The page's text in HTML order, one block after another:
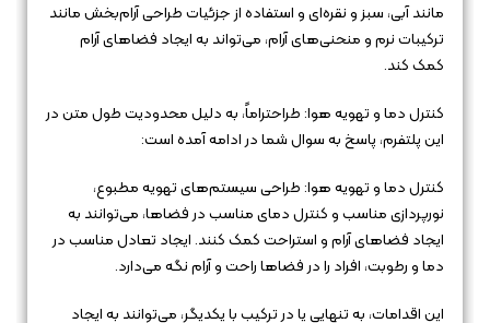
مانند آبی، سبز و نقره‌ای و استفاده از جزئیات طراحی آرام‌بخش مانند
ترکیبات نرم و منحنی‌های آرام، می‌تواند به ایجاد فضاهای آرام
کمک کند.
کنترل دما و تهویه هوا: طراحتراماً، به دلیل محدودیت طول متن در
این پلتفرم، پاسخ به سوال شما در ادامه آمده است:
کنترل دما و تهویه هوا: طراحی سیستم‌های تهویه مطبوع،
نورپردازی مناسب و کنترل دمای مناسب در فضاها، می‌توانند به
ایجاد فضاهای آرام و استراحت کمک کنند. ایجاد تعادل مناسب در
دما و رطوبت، افراد را در فضاها راحت و آرام نگه می‌دارد.
این اقدامات، به تنهایی یا در ترکیب با یکدیگر، می‌توانند به ایجاد